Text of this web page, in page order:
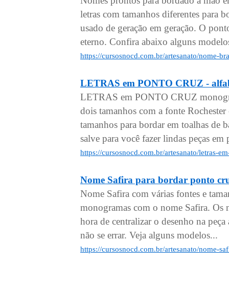
letras com tamanhos diferentes para
usado de geração em geração. O
eterno. Confira abaixo alguns
https://cursosnocd.com.br/artesanato/nome-
LETRAS em PONTO CRUZ -
LETRAS em PONTO CRUZ
dois tamanhos com a fonte
tamanhos para bordar em toalhas de
salve para você fazer lindas peças
https://cursosnocd.com.br/artesanato/letras-
Nome Safira para bordar ponto
Nome Safira com várias fontes e
monogramas com o nome Safira.
hora de centralizar o desenho na
não se errar. Veja alguns modelos...
https://cursosnocd.com.br/artesanato/nome-